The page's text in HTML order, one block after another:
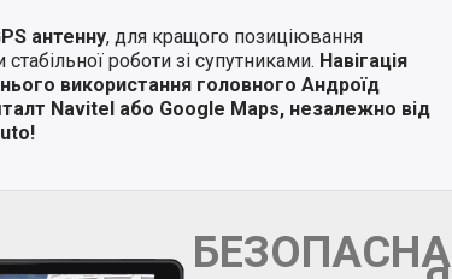
антенну, для кращого позиціювання
роботи зі супутниками. Навігація
використання головного Андроїд
Navitel або Google Maps, незалежно від
БЕЗОПАСНА